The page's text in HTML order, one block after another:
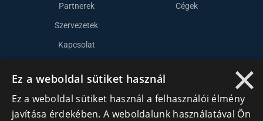
Partnerek
Szervezetek
Kapcsolat
Cégek
Lépj kapcsolatba velünk
info@cegek.ro
×
Ez a weboldal sütiket használ
Ez a weboldal sütiket használ a felhasználói élmény
javítása érdekében. A weboldalunk használatával Ön